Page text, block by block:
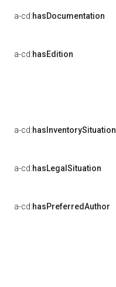
a-cd:hasDocumentation
a-cd:hasEdition
a-cd:hasInventorySituation
a-cd:hasLegalSituation
a-cd:hasPreferredAuthor